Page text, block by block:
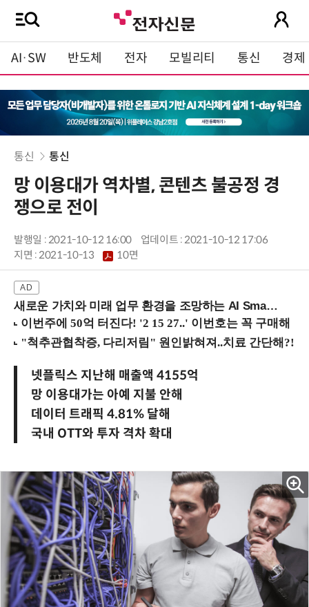
AI·SW 반도체 전자 모빌리티 통신 경제
통신 통신
망 이용대가 역차별, 콘텐츠 불공정 경
쟁으로 전이
발행일 : 2021-10-12 16:00
업데이트 : 2021-10-12 17:06
지면 :2021-10-13 10면
새로운 가치와 미래 업무 환경을 조망하는 AI Smart Work Summit 2026 (9/11 코엑스)
넷플릭스 지난해 매출액 4155억
망 이용대가는 아예 지불 안해
데이터 트래픽 4.81% 달해
국내 OTT와 투자 격차 확대